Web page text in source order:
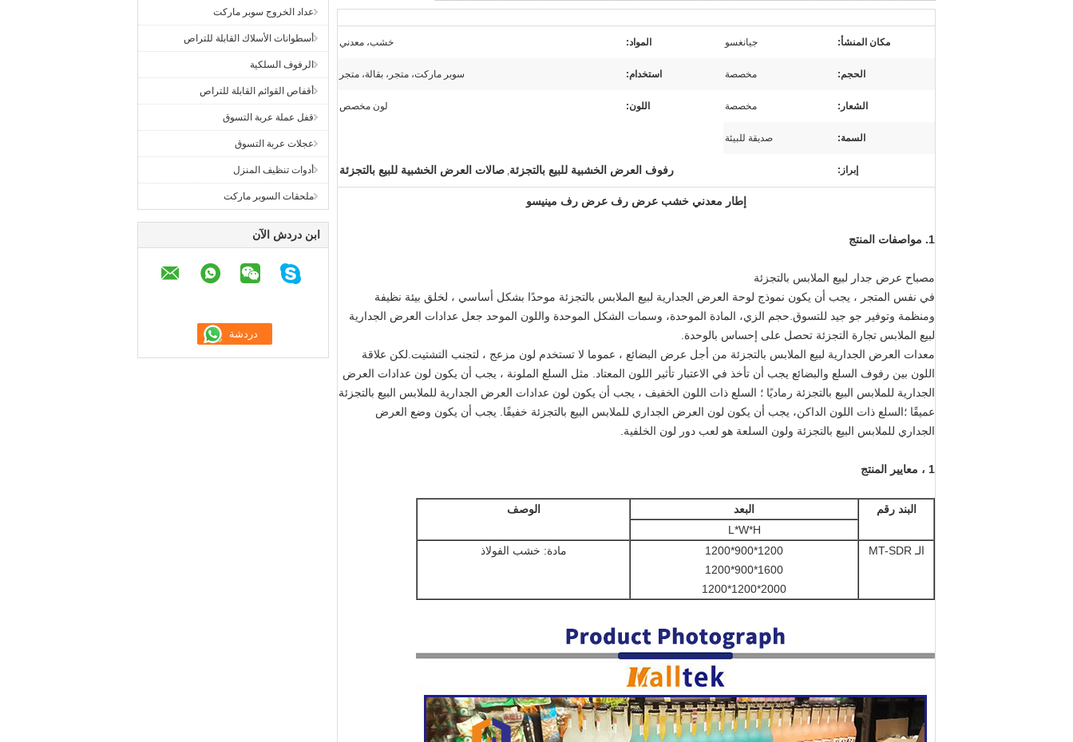
عداد الخروج سوبر ماركت
أسطوانات الأسلاك القابلة للتراص
الرفوف السلكية
أقفاص القوائم القابلة للتراص
قفل عملة عربة التسوق
عجلات عربة التسوق
أدوات تنظيف المنزل
ملحقات السوبر ماركت
ابن دردش الآن
مكان المنشأ: جيانغسو المواد: خشب، معدني
الحجم: مخصصة استخدام: سوبر ماركت، متجر، بقالة، متجر
الشعار: مخصصة اللون: لون مخصص
السمة: صديقة للبيئة
إبراز: رفوف العرض الخشبية للبيع بالتجزئة, صالات العرض الخشبية للبيع بالتجزئة
إطار معدني خشب عرض رف عرض رف مينيسو
1. مواصفات المنتج
مصباح عرض جدار لبيع الملابس بالتجزئة
في نفس المتجر ، يجب أن يكون نموذج لوحة العرض الجدارية لبيع الملابس بالتجزئة موحدًا بشكل أساسي ، لخلق بيئة نظيفة
ومنظمة وتوفير جو جيد للتسوق.حجم الزي، المادة الموحدة، وسمات الشكل الموحدة واللون الموحد جعل عدادات العرض الجدارية
لبيع الملابس تجارة التجزئة تحصل على إحساس بالوحدة.
معدات العرض الجدارية لبيع الملابس بالتجزئة من أجل عرض البضائع ، عموما لا تستخدم لون مزعج ، لتجنب التشتيت.لكن علاقة
اللون بين رفوف السلع والبضائع يجب أن تأخذ في الاعتبار تأثير اللون المعتاد. مثل السلع الملونة ، يجب أن يكون لون عدادات العرض
الجدارية للملابس البيع بالتجزئة رماديًا ؛ السلع ذات اللون الخفيف ، يجب أن يكون لون عدادات العرض الجدارية للملابس البيع بالتجزئة
عميقًا ؛السلع ذات اللون الداكن، يجب أن يكون لون العرض الجداري للملابس البيع بالتجزئة خفيفًا. يجب أن يكون وضع العرض
الجداري للملابس البيع بالتجزئة ولون السلعة هو لعب دور لون الخلفية.
1 ، معايير المنتج
البند رقم البعد
الوصف
L*W*H
الـ MT-SDR
1200*900*1200
1600*900*1200
2000*1200*1200
مادة: خشب الفولاذ